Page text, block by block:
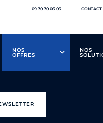
09 70 70 03 03 CONTACT
NOS
OFFRES
NOS